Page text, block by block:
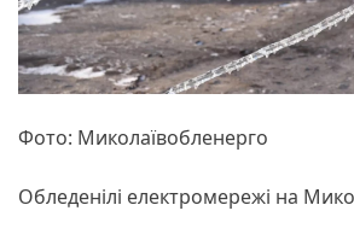
Фото: Миколаївобленерго
Обледенілі електромережі на